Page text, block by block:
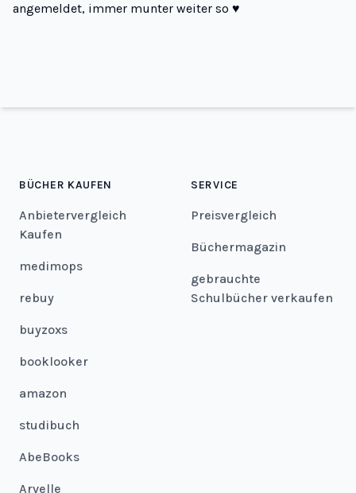
angemeldet, immer munter weiter so ♥
BÜCHER KAUFEN
Anbietervergleich
Kaufen
medimops
rebuy
buyzoxs
booklooker
amazon
studibuch
AbeBooks
Arvelle
SERVICE
Preisvergleich
Büchermagazin
gebrauchte
Schulbücher verkaufen